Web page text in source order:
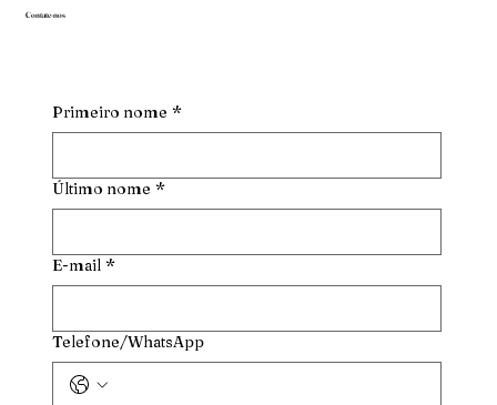
Contate-nos
Primeiro nome *
Último nome *
E-mail *
Telefone/WhatsApp